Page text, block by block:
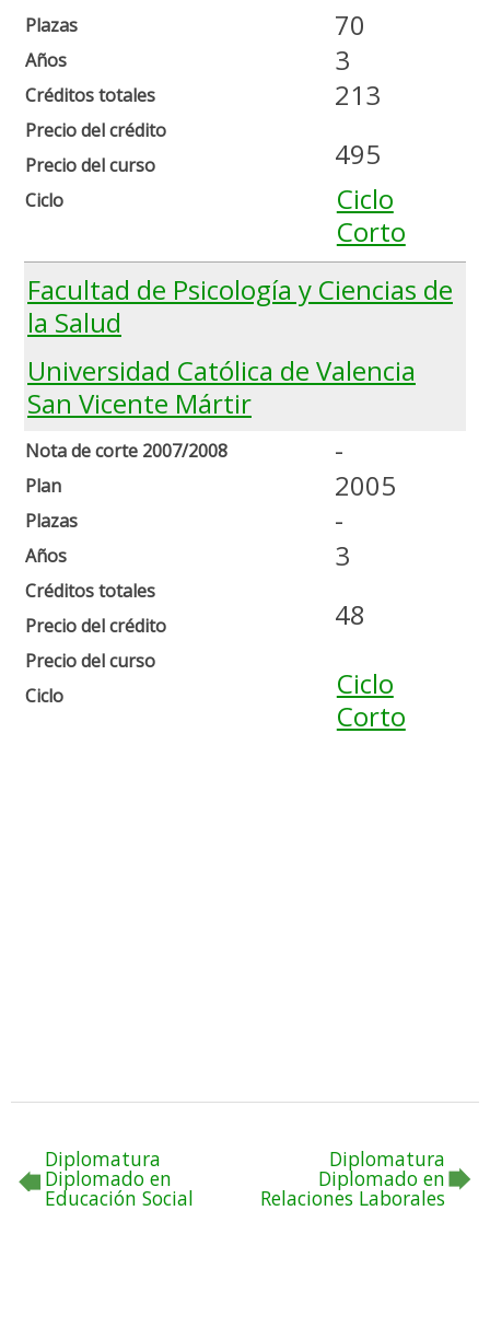
Plazas
Años
Créditos totales
Precio del crédito
Precio del curso
Ciclo
70
3
213
495
Ciclo
Corto
Facultad de Psicología y Ciencias de
la Salud
Universidad Católica de Valencia
San Vicente Mártir
Nota de corte 2007/2008
Plan
Plazas
Años
Créditos totales
Precio del crédito
Precio del curso
Ciclo
-
2005
-
3
48
Ciclo
Corto
Diplomatura
Diplomado en
Educación Social
Diplomatura
Diplomado en
Relaciones Laborales